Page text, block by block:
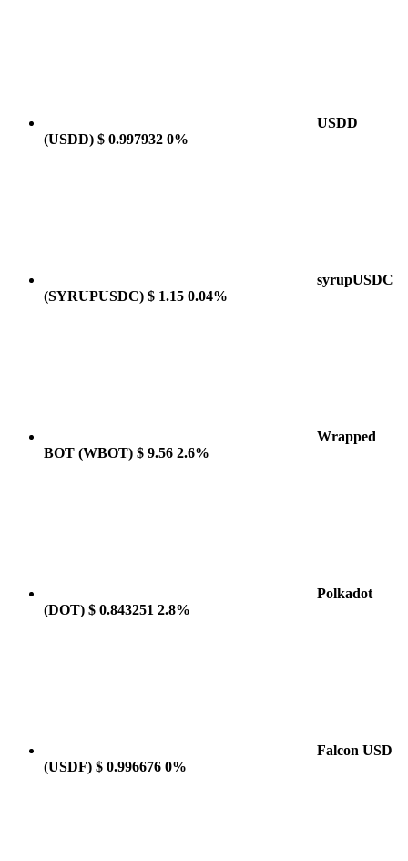
USDD
(USDD) $ 0.997932 0%
syrupUSDC
(SYRUPUSDC) $ 1.15 0.04%
Wrapped
BOT (WBOT) $ 9.56 2.6%
Polkadot
(DOT) $ 0.843251 2.8%
Falcon USD
(USDF) $ 0.996676 0%